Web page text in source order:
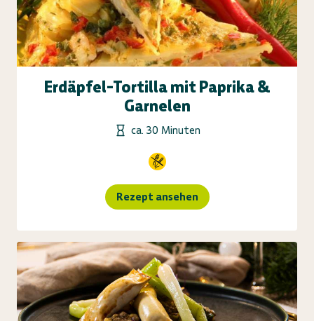
Erdäpfel-Tortilla mit Paprika &
Garnelen
ca. 30 Minuten
Rezept ansehen